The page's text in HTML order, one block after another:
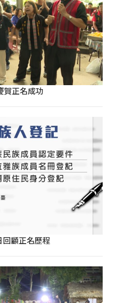
賀正名成功
顧正名歷程